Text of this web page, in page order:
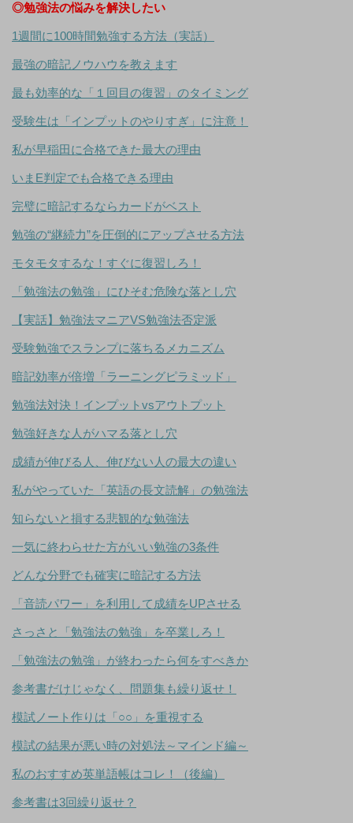
◎勉強法の悩みを解決したい
1週間に100時間勉強する方法（実話）
最強の暗記ノウハウを教えます
最も効率的な「１回目の復習」のタイミング
受験生は「インプットのやりすぎ」に注意！
私が早稲田に合格できた最大の理由
いまE判定でも合格できる理由
完璧に暗記するならカードがベスト
勉強の“継続力”を圧倒的にアップさせる方法
モタモタするな！すぐに復習しろ！
「勉強法の勉強」にひそむ危険な落とし穴
【実話】勉強法マニアVS勉強法否定派
受験勉強でスランプに落ちるメカニズム
暗記効率が倍増「ラーニングピラミッド」
勉強法対決！インプットvsアウトプット
勉強好きな人がハマる落とし穴
成績が伸びる人、伸びない人の最大の違い
私がやっていた「英語の長文読解」の勉強法
知らないと損する悲観的な勉強法
一気に終わらせた方がいい勉強の3条件
どんな分野でも確実に暗記する方法
「音読パワー」を利用して成績をUPさせる
さっさと「勉強法の勉強」を卒業しろ！
「勉強法の勉強」が終わったら何をすべきか
参考書だけじゃなく、問題集も繰り返せ！
模試ノート作りは「○○」を重視する
模試の結果が悪い時の対処法～マインド編～
私のおすすめ英単語帳はコレ！（後編）
参考書は3回繰り返せ？